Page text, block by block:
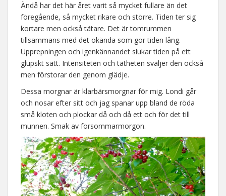
Ändå har det här året varit så mycket fullare än det
föregående, så mycket rikare och större. Tiden ter sig
kortare men också tätare. Det är tomrummen
tillsammans med det okända som gör tiden lång.
Upprepningen och igenkännandet slukar tiden på ett
glupskt sätt. Intensiteten och tätheten sväljer den också
men förstorar den genom glädje.
Dessa morgnar är klarbärsmorgnar för mig. Londi går
och nosar efter sitt och jag spanar upp bland de röda
små kloten och plockar då och då ett och för det till
munnen. Smak av försommarmorgon.